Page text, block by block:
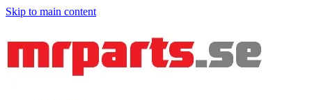
Skip to main content